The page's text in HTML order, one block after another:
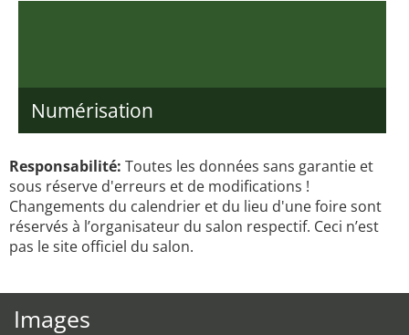
Numérisation
Responsabilité: Toutes les données sans garantie et
sous réserve d'erreurs et de modifications !
Changements du calendrier et du lieu d'une foire sont
réservés à l’organisateur du salon respectif. Ceci n’est
pas le site officiel du salon.
Images